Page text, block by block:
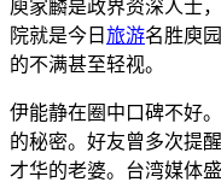
庾家麟是政界资深人士
院就是今日 旅游名胜庾
的不满甚至轻视。
伊能静在圈中口碑不好
的秘密。好友曾多次提
才华的老婆。台湾媒体